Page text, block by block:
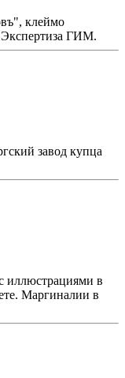
клеймо
ГИМ.
завод купца
иллюстрациями в
Маргиналии в